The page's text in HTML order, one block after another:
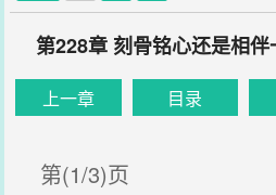
第228章 刻骨铭心还是相伴
上一章 目录
第(1/3)页